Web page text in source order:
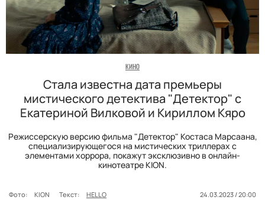
КИНО
Стала известна дата премьеры
мистического детектива "Детектор" с
Екатериной Вилковой и Кириллом Кяро
Режиссерскую версию фильма "Детектор" Костаса Марсаана,
специализирующегося на мистических триллерах с
элементами хоррора, покажут эксклюзивно в онлайн-
кинотеатре KION.
Фото: KION Текст: HELLO
24.03.2023 / 20:00